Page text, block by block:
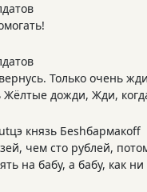
Только очень
Жёлтые дожди, Жди,
князь Беshбармакоff
чем сто рублей,
на бабу, а бабу, как ни